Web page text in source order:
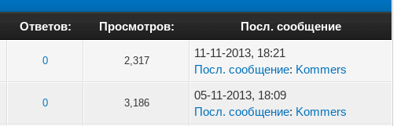
Ответов: Просмотров: Посл. сообщение
0 2,317
11-11-2013, 18:21
Посл. сообщение: Kommers
0 3,186
05-11-2013, 18:09
Посл. сообщение: Kommers